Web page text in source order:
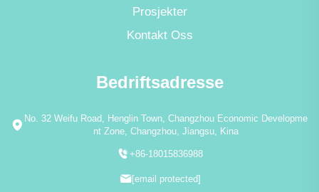
Prosjekter
Kontakt Oss
Bedriftsadresse
No. 32 Weifu Road, Henglin Town, Changzhou Economic Developme
nt Zone, Changzhou, Jiangsu, Kina
+86-18015836988
[email protected]